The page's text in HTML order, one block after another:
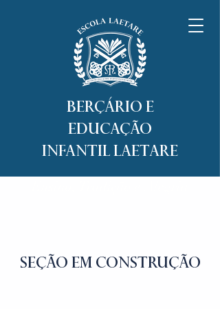
Berçário e
Educação
Infantil Laetare
SEÇÃO EM CONSTRUÇÃO